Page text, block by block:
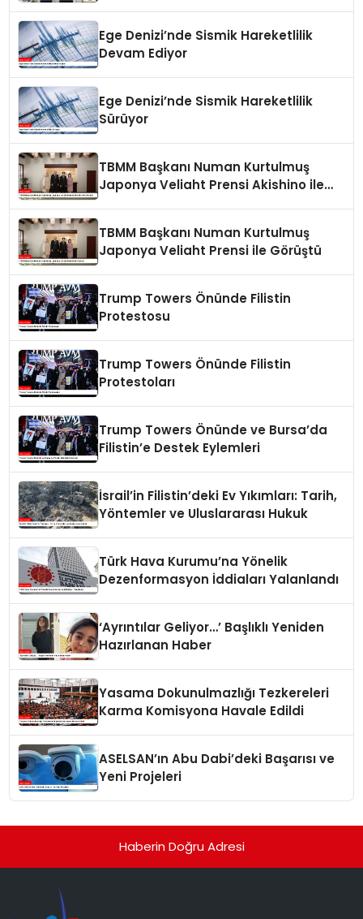
Ege Denizi’nde Sismik Hareketlilik
Devam Ediyor
Ege Denizi’nde Sismik Hareketlilik
Sürüyor
TBMM Başkanı Numan Kurtulmuş
Japonya Veliaht Prensi Akishino ile
TBMM Başkanı Numan Kurtulmuş
Japonya Veliaht Prensi ile Görüştü
Trump Towers Önünde Filistin
Protestosu
Trump Towers Önünde Filistin
Protestoları
Trump Towers Önünde ve Bursa’da
Filistin’e Destek Eylemleri
İsrail’in Filistin’deki Ev Yıkımları: Tarih,
Yöntemler ve Uluslararası Hukuk
Türk Hava Kurumu’na Yönelik
Dezenformasyon İddiaları Yalanlandı
‘Ayrıntılar Geliyor…’ Başlıklı Yeniden
Hazırlanan Haber
Yasama Dokunulmazlığı Tezkereleri
Karma Komisyona Havale Edildi
ASELSAN’ın Abu Dabi’deki Başarısı ve
Yeni Projeleri
Haberin Doğru Adresi